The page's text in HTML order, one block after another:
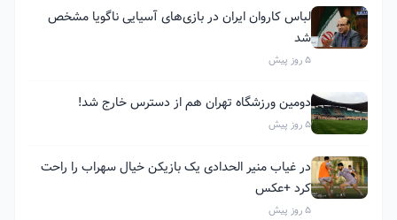
لباس کاروان ایران در بازی‌های آسیایی ناگویا مشخص
شد
5 روز پیش
دومین ورزشگاه تهران هم از دسترس خارج شد!
5 روز پیش
در غیاب منیر الحدادی یک بازیکن خیال سهراب را راحت
کرد +عکس
5 روز پیش